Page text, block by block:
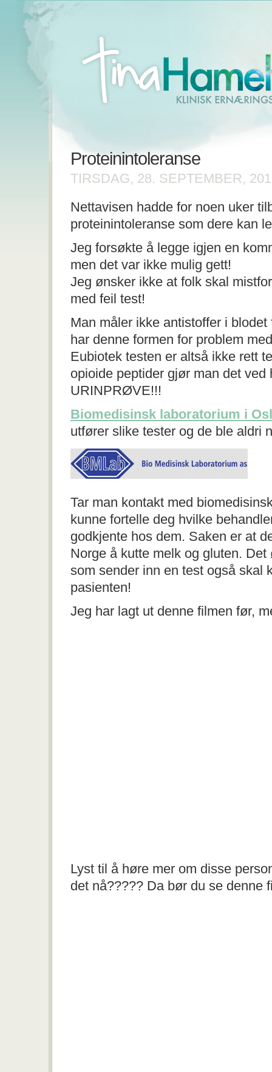
Proteinintoleranse
TIRSDAG, 28. SEPTEMBER,
Nettavisen hadde for noen uker
proteinintoleranse som dere kan
Jeg forsøkte å legge igjen en
men det var ikke mulig gett!
Jeg ønsker ikke at folk skal
med feil test!
Man måler ikke antistoffer i
har denne formen for problem
Eubiotek testen er altså ikke rett
opioide peptider gjør man det ved
URINPRØVE!!!
Biomedisinsk laboratorium i
utfører slike tester og de ble aldri
Tar man kontakt med
kunne fortelle deg hvilke
godkjente hos dem. Saken er at
Norge å kutte melk og gluten.
som sender inn en test også skal
pasienten!
Jeg har lagt ut denne filmen før,
Lyst til å høre mer om disse
det nå????? Da bør du se denne